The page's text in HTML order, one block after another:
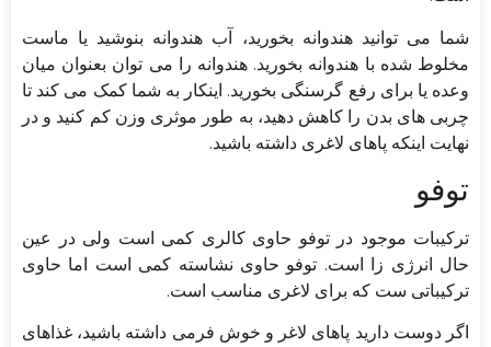
شما می توانید هندوانه بخورید، آب هندوانه بنوشید یا ماست
مخلوط شده با هندوانه بخورید. هندوانه را می توان بعنوان میان
وعده یا برای رفع گرسنگی بخورید. اینکار به شما کمک می کند تا
چربی های بدن را کاهش دهید، به طور موثری وزن کم کنید و در
نهایت اینکه پاهای لاغری داشته باشید.
توفو
ترکیبات موجود در توفو حاوی کالری کمی است ولی در عین
حال انرژی زا است. توفو حاوی نشاسته کمی است اما حاوی
ترکیباتی ست که برای لاغری مناسب است.
اگر دوست دارید پاهای لاغر و خوش فرمی داشته باشید، غذاهای